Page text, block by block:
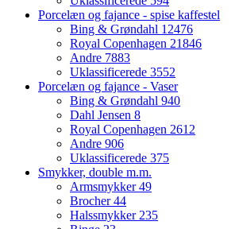
Porcelæn og fajance - spise kaffestel
Bing & Grøndahl 12476
Royal Copenhagen 21846
Andre 7883
Uklassificerede 3552
Porcelæn og fajance - Vaser
Bing & Grøndahl 940
Dahl Jensen 8
Royal Copenhagen 2612
Andre 906
Uklassificerede 375
Smykker, double m.m.
Armsmykker49
Brocher44
Halssmykker235